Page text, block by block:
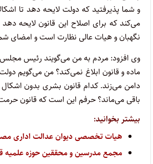
و شما پذیرفتید که دولت لایحه دهد تا
می‌کند که برای اصلاح این قانون لایحه
نگهبان و هیات عالی نظارت است و امضای
وی افزود: مردم به من می‌گویند رئیس مجلس
ماده و قانون ابلاغ نمی‌کند؟ من می‌گویم
دامن می‌زند. کدام قانون بشری بدون
باقی می‌ماند؟ حرفم این است که قانون
بیشتر بخوانید:
هیات تخصصی دیوان عدالت اداری
مجمع مدرسین و محققین حوزه علمیه